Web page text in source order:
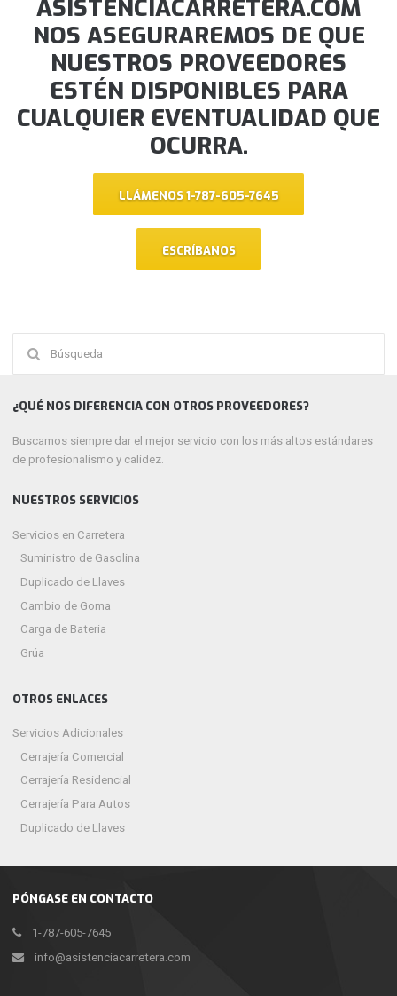
ASISTENCIACARRETERA.COM
NOS ASEGURAREMOS DE QUE
NUESTROS PROVEEDORES
ESTÉN DISPONIBLES PARA
CUALQUIER EVENTUALIDAD QUE
OCURRA.
LLÁMENOS 1-787-605-7645
ESCRÍBANOS
PÓNGASE EN CONTACTO
1-787-605-7645
info@asistenciacarretera.com
¿QUÉ NOS DIFERENCIA CON OTROS PROVEEDORES?
Buscamos siempre dar el mejor servicio con los más altos estándares
de profesionalismo y calidez.
NUESTROS SERVICIOS
Servicios en Carretera
Suministro de Gasolina
Duplicado de Llaves
Cambio de Goma
Carga de Bateria
Grúa
OTROS ENLACES
Servicios Adicionales
Cerrajería Comercial
Cerrajería Residencial
Cerrajería Para Autos
Duplicado de Llaves